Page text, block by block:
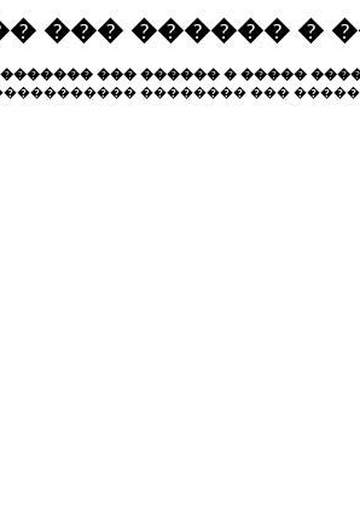
��� ������ �
��� ������ � �����
�������� ���